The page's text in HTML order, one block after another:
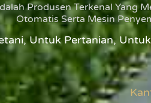
Produsen Terkenal Yang
Otomatis Serta Mesin
Untuk Pertanian,